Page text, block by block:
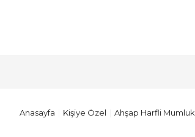
Anasayfa Kişiye Özel Ahşap Harfli Mumluk